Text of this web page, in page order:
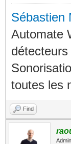
Sébastien
Automate
toutes les
Find